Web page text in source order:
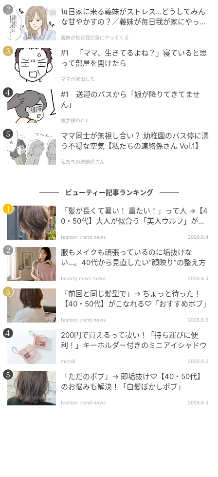
michill
こちらは『KM チェーン付きシャイニーリップグロス
01b』という商品です。「マーメイド」というカラー名
で、まさに人魚のような繊細な美しさを表現した微細
なラメが入ったクリアグロスです。
michill
こちらの『KM チェーン付きシャイニーリップグロス
03b』のカラー名は「シェルピンク」。上品で大人可
愛いパール感が特徴の、ほんのり発色するやわらかく
淡いピンクカラーです。
毎日家に来る義妹がストレス…どうしてみん
な甘やかすの？／義妹が毎日我が家にやって
が】
義妹が毎日我が家にやってくる
#1 「ママ、生きてるよね？」寝ていると思
って部屋を開けたら
ママが家出した
#1 送迎のバスから「娘が降りてきてませ
ん」
娘が拐われた
ママ同士が無視し合い？ 幼稚園のバス停に漂
う不穏な空気【私たちの連絡係さん Vol.1】
私たちの連絡係さん
ビューティー記事ランキング
「髪が長くて暑い！ 重たい！」って人 →【4
0・50代】大人が似合う「美人ウルフ」がお
fashion trend news 2026.8.4
服もメイクも頑張っているのに垢抜けな
い…。40代から見直したい“顔映り”の整え方
beauty news tokyo 2026.8.5
「前回と同じ髪型で」→ ちょっと待った！
【40・50代】がこなれる♡「おすすめボブ」
fashion trend news 2026.8.5
200円で買えるって凄い！「持ち運びに便
利！」キーホルダー付きのミニアイシャドウ
michill 2026.8.5
「ただのボブ」→ 即垢抜け♡【40・50代】
のお悩みも解決！「白髪ぼかしボブ」
fashion trend news 2026.8.5